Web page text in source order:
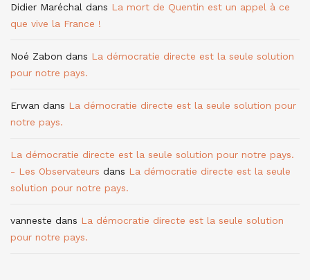
Didier Maréchal dans La mort de Quentin est un appel à ce
que vive la France !
Noé Zabon dans La démocratie directe est la seule solution
pour notre pays.
Erwan dans La démocratie directe est la seule solution pour
notre pays.
La démocratie directe est la seule solution pour notre pays.
- Les Observateurs dans La démocratie directe est la seule
solution pour notre pays.
vanneste dans La démocratie directe est la seule solution
pour notre pays.